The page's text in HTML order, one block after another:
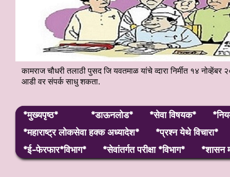
कामराज चौधरी तलाठी पुसद जि यवतमाळ यांचे व्दारा निर्मीत १४
आडी वर संपर्क साधु शकता.
*मुख्यपृष्ठ* *डाऊनलोड* *सेवा विषयक*
*महाराष्ट्र लाेकसेवा हक्क अध्यादेश*
*प्रश्न येथे विचारा*
*ई-फेरफार*विभाग*
*सेवांतर्गत परीक्षा *विभाग* *शासन